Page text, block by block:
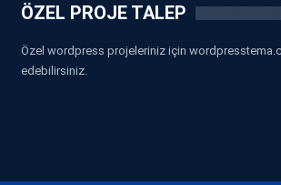
ÖZEL PROJE TALEP
Özel wordpress projeleriniz için
edebilirsiniz.